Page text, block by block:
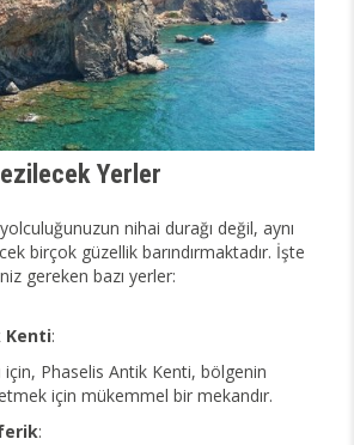
Yerler
nihai durağı değil, aynı
birçok güzellik barındırmaktadır. İşte
gereken bazı yerler:
Kenti:
için, Phaselis Antik Kenti, bölgenin
için mükemmel bir mekandır.
: